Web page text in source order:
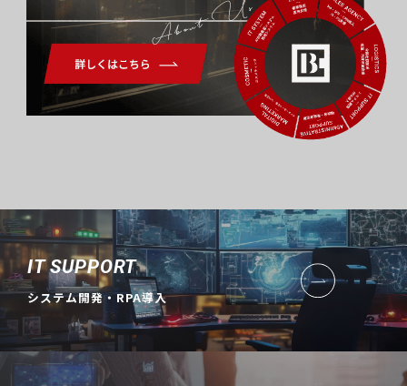
About Us
IT SUPPORT
システム開発・RPA導入